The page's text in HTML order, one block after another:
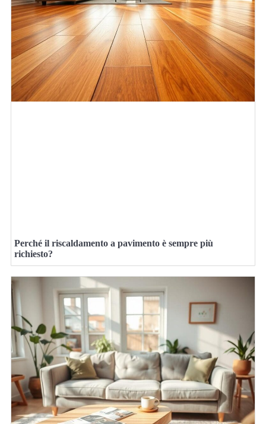
Perché il riscaldamento a pavimento è sempre più
richiesto?